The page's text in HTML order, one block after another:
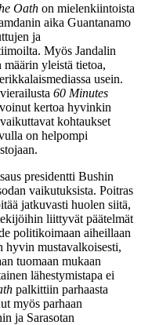
Oath on mielenkiintoista
aika Guantanamo
ja
Myös Jandalin
yleistä tietoa,
usein.
60 Minutes
kertoa hyvinkin
kohtaukset
on helpompi
presidentti Bushin
vaikutuksista. Poitras
jatkuvasti huolen siitä,
liittyvät päätelmät
politikoimaan aiheillaan
hyvin mustavalkoisesti,
tuomaan mukaan
lähestymistapa ei
palkittiin parhaasta
myös parhaan
ja Sarasotan